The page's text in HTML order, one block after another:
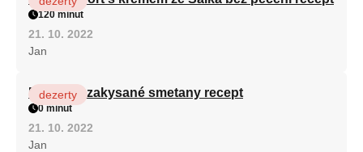
120 minut
21. 10. 2022
Jan
Fánky ze zakysané smetany recept
dezerty
0 minut
21. 10. 2022
Jan